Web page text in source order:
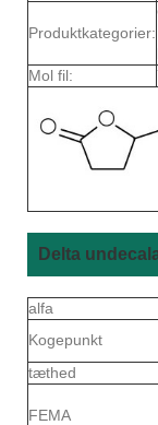
Produktkategorier:
Mol fil:
Delta
alfa
Kogepunkt
tæthed
FEMA